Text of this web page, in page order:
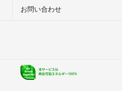
お問い合わせ